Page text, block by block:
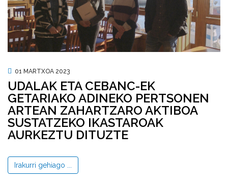
01 MARTXOA 2023
UDALAK ETA CEBANC-EK
GETARIAKO ADINEKO PERTSONEN
ARTEAN ZAHARTZARO AKTIBOA
SUSTATZEKO IKASTAROAK
AURKEZTU DITUZTE
Irakurri gehiago ...